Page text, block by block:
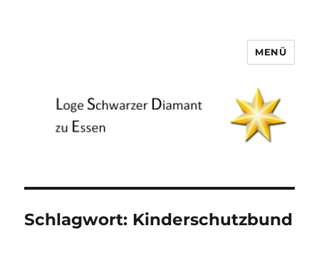
Loge Schwarzer Diamant zu
MENÜ
Schlagwort: Kinderschutzbund